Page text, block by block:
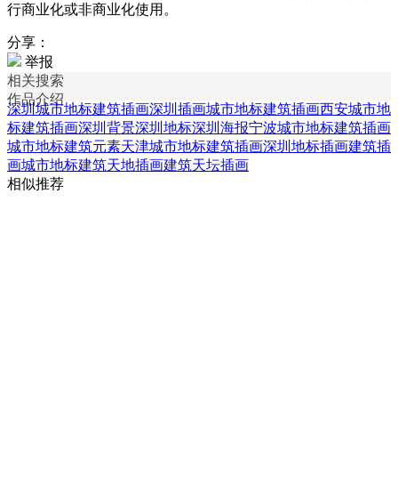
行商业化或非商业化使用。
分享：
举报
相关搜索
作品介绍
深圳城市地标建筑插画深圳插画城市地标建筑插画西安城市地
标建筑插画深圳背景深圳地标深圳海报宁波城市地标建筑插画
城市地标建筑元素天津城市地标建筑插画深圳地标插画建筑插
画城市地标建筑天地插画建筑天坛插画
相似推荐